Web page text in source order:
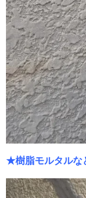
★樹脂モルタルな